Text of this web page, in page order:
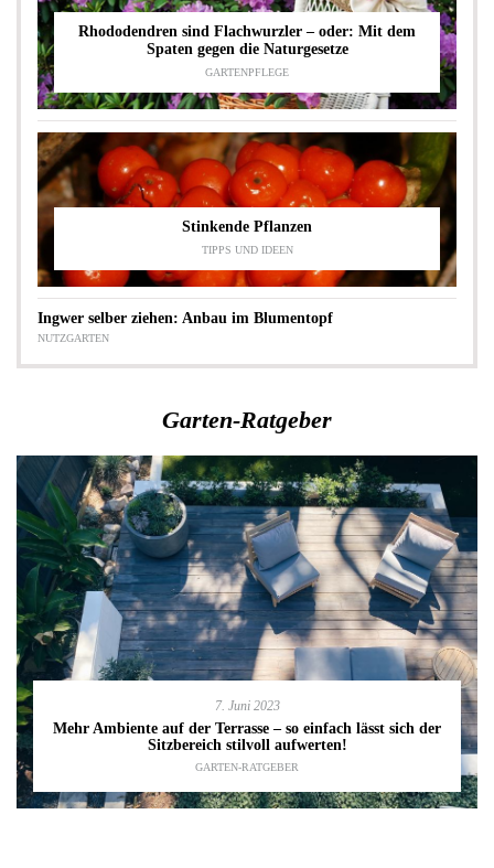
Rhododendren sind Flachwurzler – oder: Mit dem
Spaten gegen die Naturgesetze
GARTENPFLEGE
Stinkende Pflanzen
TIPPS UND IDEEN
Ingwer selber ziehen: Anbau im Blumentopf
NUTZGARTEN
Garten-Ratgeber
7. Juni 2023
Mehr Ambiente auf der Terrasse – so einfach lässt sich der
Sitzbereich stilvoll aufwerten!
GARTEN-RATGEBER